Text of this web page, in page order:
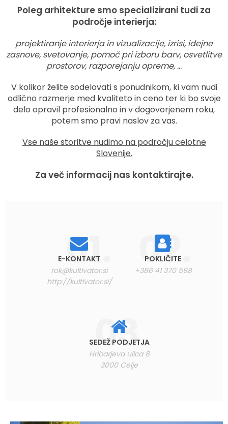
Poleg arhitekture smo specializirani tudi za
področje interierja:
projektiranje interierja in vizualizacije, izrisi, idejne
zasnove, svetovanje, pomoč pri izboru barv, osvetlitve
prostorov, razporejanju opreme, …
V kolikor želite sodelovati s ponudnikom, ki vam nudi
odlično razmerje med kvaliteto in ceno ter ki bo svoje
delo opravil profesionalno in v dogovorjenem roku,
potem smo pravi naslov za vas.
Vse naše storitve nudimo na področju celotne
Slovenije.
Za več informacij nas kontaktirajte.
E-KONTAKT
rok@kultivator.si
http://kultivator.si/
POKLIČITE
+386 41 370 598
SEDEŽ PODJETJA
Hribarjeva ulica 8
3000 Celje